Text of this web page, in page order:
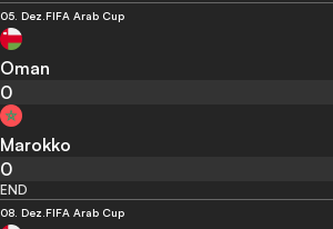
05. Dez.FIFA Arab Cup
Oman
0
Marokko
0
END
08. Dez.FIFA Arab Cup